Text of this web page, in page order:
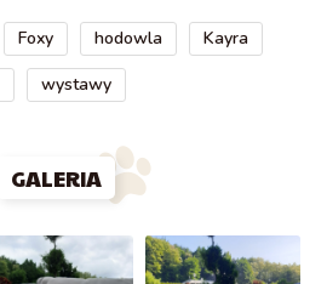
Foxy hodowla
Kayra
wystawy
GALERIA